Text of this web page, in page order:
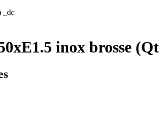
_dc
inox brosse